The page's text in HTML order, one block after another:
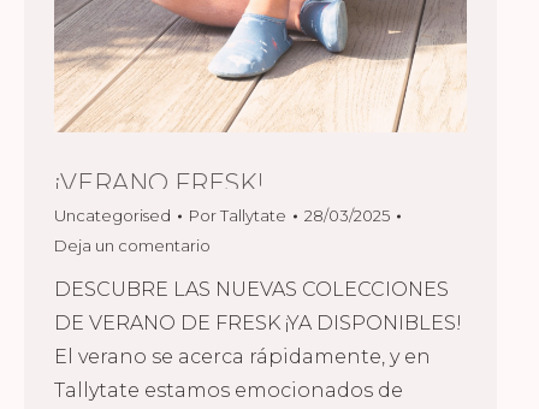
¡VERANO FRESK!
Uncategorised PorTallytate
28/03/2025
Deja un comentario
DESCUBRE LAS NUEVAS COLECCIONES
DE VERANO DE FRESK ¡YA DISPONIBLES!
El verano se acerca rápidamente, y en
Tallytate estamos emocionados de